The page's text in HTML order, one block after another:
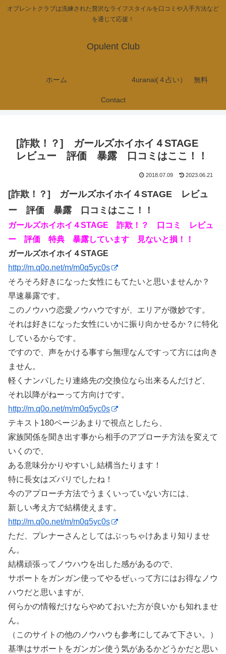
オプレントクラブは洗練された贅沢なライフスタイルを口コミや入手方法など
を通じて応援！
Opulent Club
ホーム 4uranai(４占い） 無料
Contact
[詐欺！？] ガールズホイホイ４STAGE
レビュー 評価 暴露 口コミはここ！！
2018.07.09 2023.06.21
[詐欺！？] ガールズホイホイ４STAGE レビュ
ー 評価 暴露 口コミはここ！！
ガールズホイホイ４STAGE 詐欺！？ 口コミ レビュ
ー 評価 特典 暴露しています 見ないと損！！
ガールズホイホイ４STAGE
http://m.q0o.net/m/m0q5yc0s
そろそろ好きになった女性にもてたいと思いませんか？
早速暴露です。
このノウハウ恋愛ノウハウですが、エリアが微妙です。
それは好きになった女性にいかに振り向かせるか？に特化
しているからです。
ですので、声をかける事すら無理なんですって方には向き
ません。
軽くナンパしたり連絡先の交換位なら出来るんだけど、
それ以降がねーって方向けです。
http://m.q0o.net/m/m0q5yc0s
テキスト180ページあまりで視点としたら、
家族関係を聞き出す事から相手のアプローチ方法を変えて
いくので、
ある意味分かりやすいし結構当たります！
特に長女はズバリでしたね！
今のアプローチ方法でうまくいっていない方には、
新しい考え方で結構使えます。
http://m.q0o.net/m/m0q5yc0s
ただ、プレナーさんとしてはぶっちゃけあまり知りませ
ん。
結構頑張ってノウハウを出した感があるので、
サポートをガンガン使ってやるぜぃって方にはお得なノウ
ハウだと思いますが、
何らかの情報だけならやめておいた方が良いかも知れませ
ん。
（このサイトの他のノウハウも参考にしてみて下さい。）
基準はサポートをガンガン使う気があるかどうかだと思い